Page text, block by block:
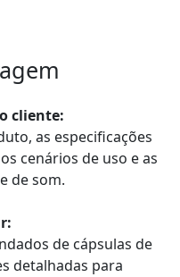
cliente:
as especificações
cenários de uso e as
de som.
de cápsulas de
detalhadas para